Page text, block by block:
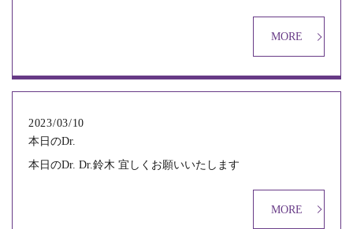
MORE
2023/03/10
本日のDr.
本日のDr. Dr.鈴木 宜しくお願いいたします
MORE